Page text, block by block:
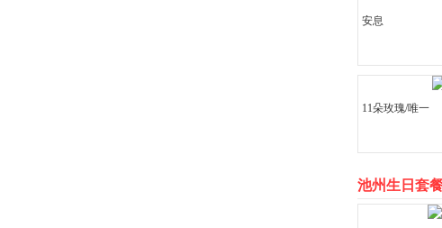
安息
11朵玫瑰/唯一
池州生日套